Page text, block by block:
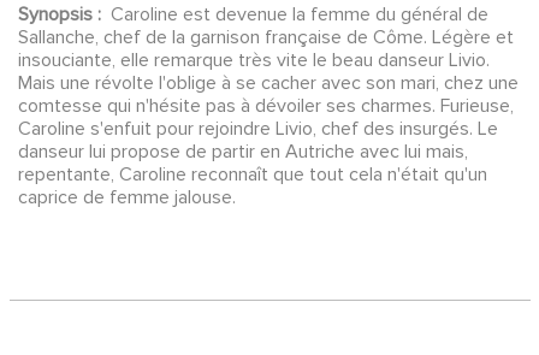
DUFILHO, Claire MAURIER, René MAZE,
Alexandre RIGNAULT, Luce FABIOLE, Bernard
MUSSON, François NADAL, André DUMAS,
Jacques CIRON, Bernard FREDÉRIX
Synopsis : Caroline est devenue la femme du général de
Sallanche, chef de la garnison française de Côme. Légère et
insouciante, elle remarque très vite le beau danseur Livio.
Mais une révolte l'oblige à se cacher avec son mari, chez une
comtesse qui n'hésite pas à dévoiler ses charmes. Furieuse,
Caroline s'enfuit pour rejoindre Livio, chef des insurgés. Le
danseur lui propose de partir en Autriche avec lui mais,
repentante, Caroline reconnaît que tout cela n'était qu'un
caprice de femme jalouse.